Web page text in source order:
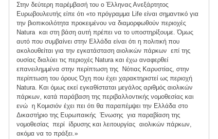
Στην δεύτερη παρέμβασή του ο Έλληνας Ανεξάρτητος
Ευρωβουλευτής είπε ότι «το πρόγραμμα Life είναι σημαντικό για
την βιοπικοιλότητα προκειμένου να διαμορφωθούν περιοχές
Natura και στη βάση αυτή πρέπει να το υποστηρίξουμε. Όμως
αυτό που συμβαίνει στην Ελλάδα είναι ότι η πολιτική που
ακολουθείται για την εγκατάσταση αιολικών πάρκων επί της
ουσίας διαλύει τις περιοχές Natura και έχω αναφερθεί
επανειλημμένα στην περίπτωση της Νότιας Καρυστίας, στην
περίπτωση του όρους Όχη που έχει χαρακτηριστεί ως περιοχή
Natura. Και όμως εκεί εγκαθίσταται μεγάλος αριθμός αιολικών
πάρκων, κατά παράβαση της περιβαλλοντικής νομοθεσίας και
ενώ η Κομισιόν έχει πει ότι θα παραπέμψει την Ελλάδα στο
Δικαστήριο της Ευρωπαικής Ένωσης για παραβίαση της
νομοθεσίας περί ίδρυσης και λειτουργίας αιολικών πάρκων,
ακόμα να το πράξει.»